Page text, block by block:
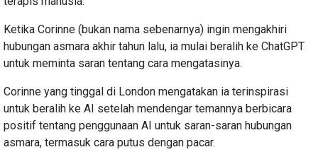
Ketika Corinne (bukan nama sebenarnya) ingin mengakhiri
hubungan asmara akhir tahun lalu, ia mulai beralih ke ChatGPT
untuk meminta saran tentang cara mengatasinya.
Corinne yang tinggal di London mengatakan ia terinspirasi
untuk beralih ke AI setelah mendengar temannya berbicara
positif tentang penggunaan AI untuk saran-saran hubungan
asmara, termasuk cara putus dengan pacar.